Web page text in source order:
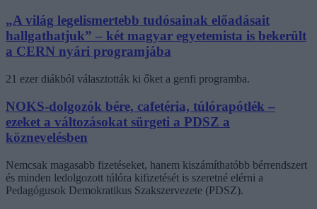
„A világ legelismertebb tudósainak előadásait
hallgathatjuk” – két magyar egyetemista is bekerült
a CERN nyári programjába
21 ezer diákból választották ki őket a genfi programba.
NOKS-dolgozók bére, cafetéria, túlórapótlék –
ezeket a változásokat sürgeti a PDSZ a
köznevelésben
Nemcsak magasabb fizetéseket, hanem kiszámíthatóbb bérrendszert
és minden ledolgozott túlóra kifizetését is szeretné elérni a
Pedagógusok Demokratikus Szakszervezete (PDSZ).